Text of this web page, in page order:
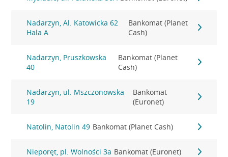
Nadarzyn, Al. Katowicka 62
Hala A
Bankomat (Planet
Cash)
Nadarzyn, Pruszkowska
40
Bankomat (Planet
Cash)
Nadarzyn, ul. Mszczonowska
19
Bankomat
(Euronet)
Natolin, Natolin 49 Bankomat (Planet Cash)
Nieporęt, pl. Wolności 3a Bankomat (Euronet)